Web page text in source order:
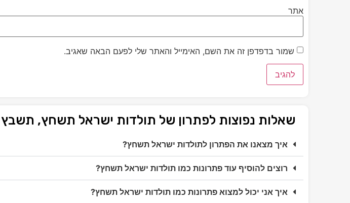
אתר
שמור בדפדפן זה את השם, האימייל והאתר שלי לפעם הבאה שאגיב.
שאלות נפוצות לפתרון של תולדות ישראל תשחץ, תשבץ
איך מצאנו את הפתרון לתולדות ישראל תשחץ?
רוצים להוסיף עוד פתרונות כמו תולדות ישראל תשחץ?
איך אני יכול למצוא פתרונות כמו תולדות ישראל תשחץ?